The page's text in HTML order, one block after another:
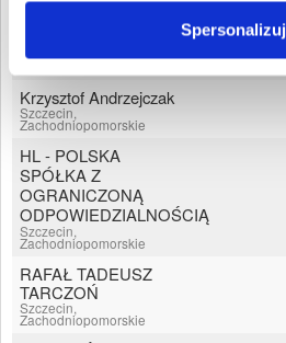
Spersonalizuj
Szczecin,
Krzysztof Andrzejczak
Szczecin,
Zachodniopomorskie
HL - POLSKA
SPÓŁKA Z
OGRANICZONĄ
ODPOWIEDZIALNOŚCIĄ
Szczecin,
Zachodniopomorskie
RAFAŁ TADEUSZ
TARCZOŃ
Szczecin,
Zachodniopomorskie